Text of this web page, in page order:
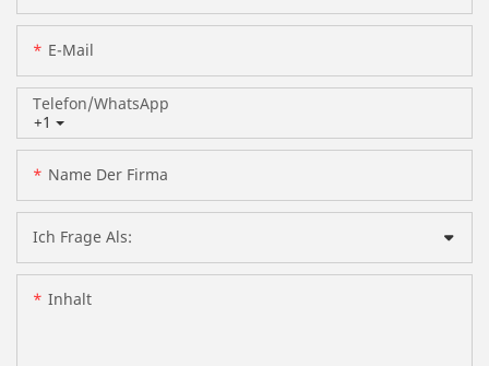
E-Mail
+1
Telefon/WhatsApp
Name Der Firma
Ich Frage Als:
Inhalt